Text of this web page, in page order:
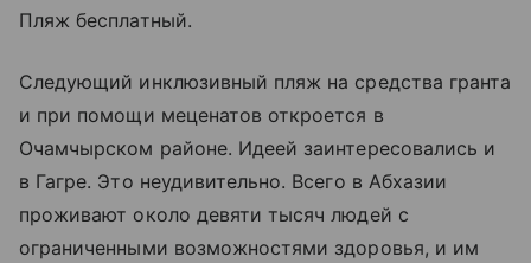
Пляж бесплатный.
Следующий инклюзивный пляж на средства гранта
и при помощи меценатов откроется в
Очамчырском районе. Идеей заинтересовались и
в Гагре. Это неудивительно. Всего в Абхазии
проживают около девяти тысяч людей с
ограниченными возможностями здоровья, и им